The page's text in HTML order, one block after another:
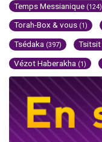
Temps Messianique (124)
Torah-Box & vous (1)
Tsédaka (397) Tsitsit
Vézot Haberakha (1)